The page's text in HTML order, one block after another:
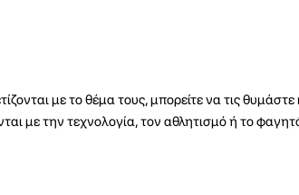
με το θέμα τους, μπορείτε να τις θυμάστε
με την τεχνολογία, τον αθλητισμό ή το